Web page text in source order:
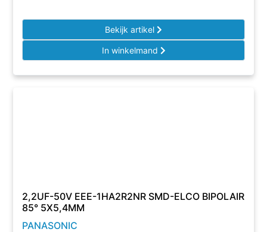
Bekijk artikel
In winkelmand
2,2UF-50V EEE-1HA2R2NR SMD-ELCO BIPOLAIR
85° 5X5,4MM
PANASONIC